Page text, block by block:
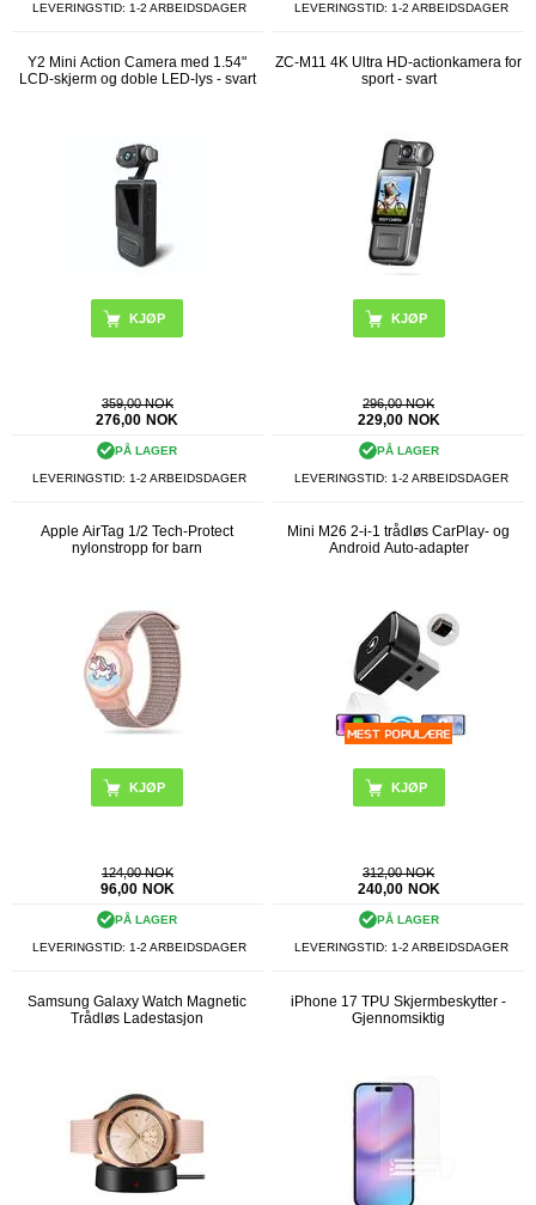
LEVERINGSTID: 1-2 ARBEIDSDAGER LEVERINGSTID: 1-2 ARBEIDSDAGER
Y2 Mini Action Camera med 1.54"
LCD-skjerm og doble LED-lys - svart
359,00 NOK
276,00 NOK
PÅ LAGER
LEVERINGSTID: 1-2 ARBEIDSDAGER
ZC-M11 4K Ultra HD-actionkamera for
sport - svart
296,00 NOK
229,00 NOK
PÅ LAGER
LEVERINGSTID: 1-2 ARBEIDSDAGER
Apple AirTag 1/2 Tech-Protect
nylonstropp for barn
KJØP
124,00 NOK
96,00 NOK
PÅ LAGER
LEVERINGSTID: 1-2 ARBEIDSDAGER
Mini M26 2-i-1 trådløs CarPlay- og
Android Auto-adapter
312,00 NOK
240,00 NOK
PÅ LAGER
LEVERINGSTID: 1-2 ARBEIDSDAGER
Samsung Galaxy Watch Magnetic
Trådløs Ladestasjon
iPhone 17 TPU Skjermbeskytter -
Gjennomsiktig